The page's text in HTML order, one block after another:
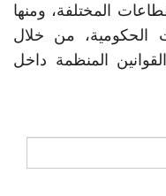
المختلفة، ومنها
الحكومية، من خلال
المنظمة داخل